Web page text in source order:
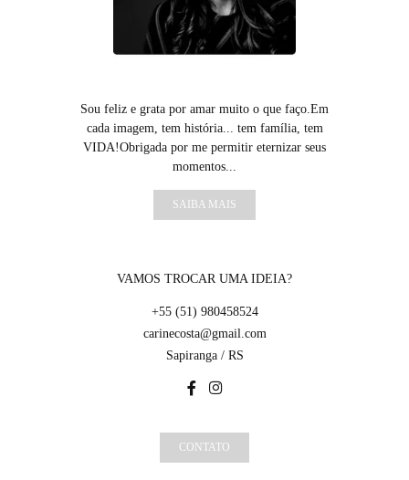
Sou feliz e grata por amar muito o que faço.Em
cada imagem, tem história... tem família, tem
VIDA!Obrigada por me permitir eternizar seus
momentos...
SAIBA MAIS
VAMOS TROCAR UMA IDEIA?
+55 (51) 980458524
carinecosta@gmail.com
Sapiranga / RS
CONTATO